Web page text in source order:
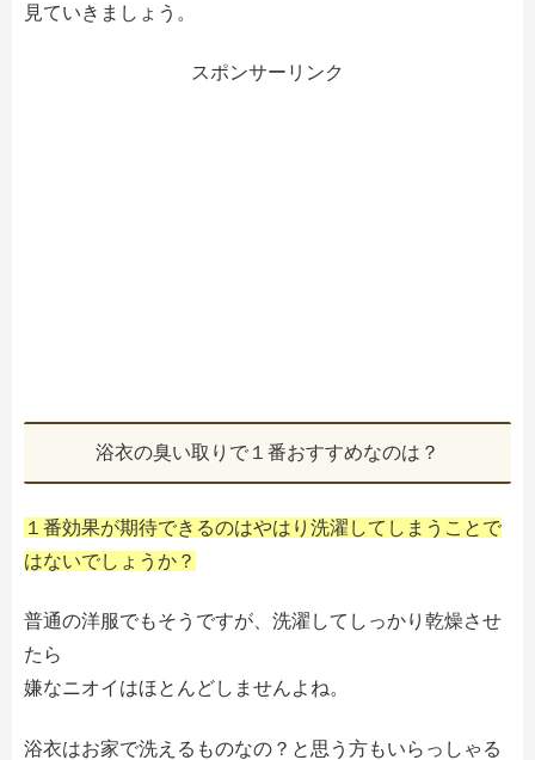
見ていきましょう。
スポンサーリンク
浴衣の臭い取りで１番おすすめなのは？
１番効果が期待できるのはやはり洗濯してしまうことで
はないでしょうか？
普通の洋服でもそうですが、洗濯してしっかり乾燥させ
たら
嫌なニオイはほとんどしませんよね。
浴衣はお家で洗えるものなの？と思う方もいらっしゃる